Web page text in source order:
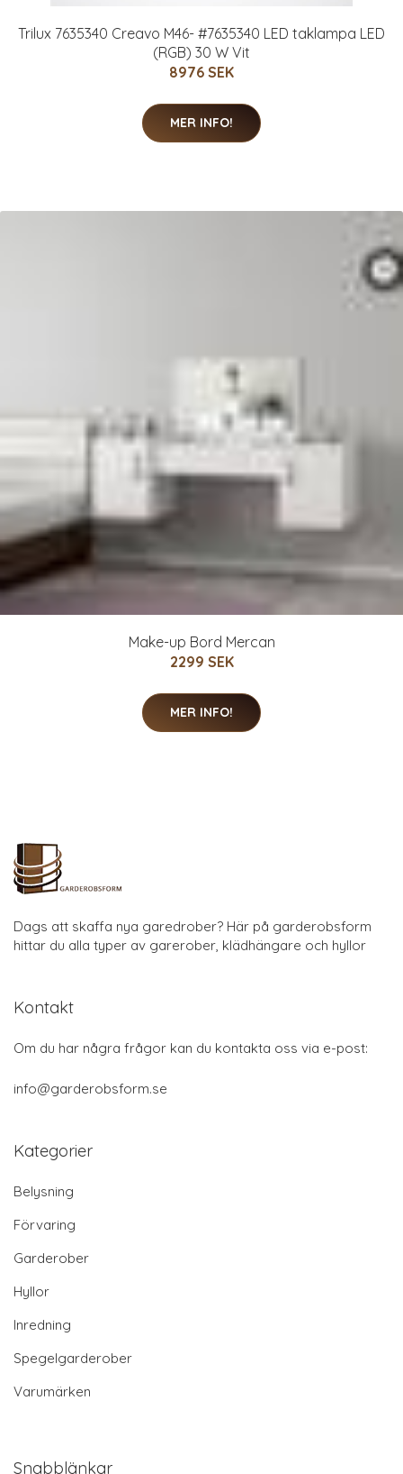
Trilux 7635340 Creavo M46- #7635340 LED taklampa LED
(RGB) 30 W Vit
8976 SEK
MER INFO!
Make-up Bord Mercan
2299 SEK
MER INFO!
Dags att skaffa nya garedrober? Här på garderobsform
hittar du alla typer av garerober, klädhängare och hyllor
Kontakt
Om du har några frågor kan du kontakta oss via e-post:
info@garderobsform.se
Kategorier
Belysning
Förvaring
Garderober
Hyllor
Inredning
Spegelgarderober
Varumärken
Snabblänkar